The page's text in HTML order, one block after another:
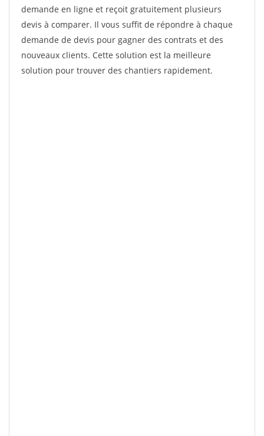
demande en ligne et reçoit gratuitement plusieurs
devis à comparer. Il vous suffit de répondre à chaque
demande de devis pour gagner des contrats et des
nouveaux clients. Cette solution est la meilleure
solution pour trouver des chantiers rapidement.